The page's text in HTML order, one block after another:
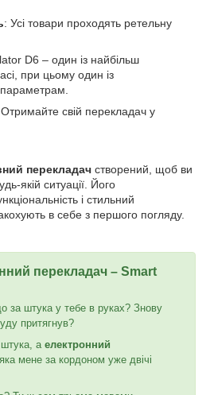
: Усі товари проходять ретельну
D6 – один із найбільш
при цьому один із
параметрам.
свій перекладач у
перекладач створений, щоб ви
якій ситуації. Його
і стильний
в себе з першого погляду.
перекладач – Smart
за штука у тебе в руках? Знову
притягнув?
аелектронний
мене за кордоном уже двічі